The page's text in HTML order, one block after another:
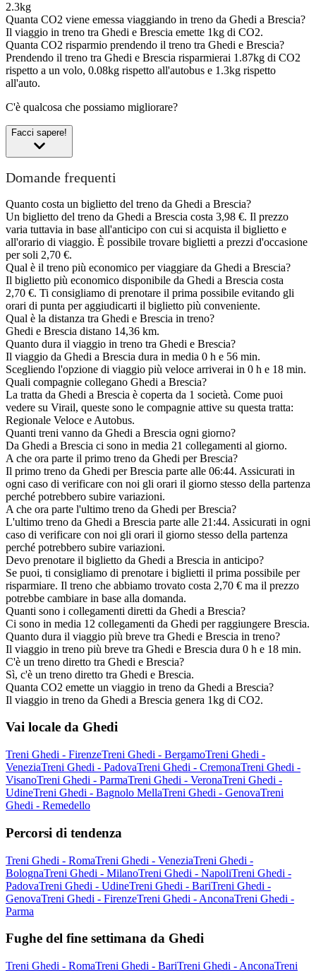
2.3kg
Quanta CO2 viene emessa viaggiando in treno da Ghedi a Brescia?
Il viaggio in treno tra Ghedi e Brescia emette 1kg di CO2.
Quanta CO2 risparmio prendendo il treno tra Ghedi e Brescia?
Prendendo il treno tra Ghedi e Brescia risparmierai 1.87kg di CO2
rispetto a un volo, 0.08kg rispetto all'autobus e 1.3kg rispetto
all'auto.
C'è qualcosa che possiamo migliorare?
Facci sapere!
Domande frequenti
Quanto costa un biglietto del treno da Ghedi a Brescia?
Un biglietto del treno da Ghedi a Brescia costa 3,98 €. Il prezzo
varia tuttavia in base all'anticipo con cui si acquista il biglietto e
all'orario di viaggio. È possibile trovare biglietti a prezzi d'occasione
per soli 2,70 €.
Qual è il treno più economico per viaggiare da Ghedi a Brescia?
Il biglietto più economico disponibile da Ghedi a Brescia costa
2,70 €. Ti consigliamo di prenotare il prima possibile evitando gli
orari di punta per aggiudicarti il biglietto più conveniente.
Qual è la distanza tra Ghedi e Brescia in treno?
Ghedi e Brescia distano 14,36 km.
Quanto dura il viaggio in treno tra Ghedi e Brescia?
Il viaggio da Ghedi a Brescia dura in media 0 h e 56 min.
Scegliendo l'opzione di viaggio più veloce arriverai in 0 h e 18 min.
Quali compagnie collegano Ghedi a Brescia?
La tratta da Ghedi a Brescia è coperta da 1 società. Come puoi
vedere su Virail, queste sono le compagnie attive su questa tratta:
Regionale Veloce e Autobus.
Quanti treni vanno da Ghedi a Brescia ogni giorno?
Da Ghedi a Brescia ci sono in media 21 collegamenti al giorno.
A che ora parte il primo treno da Ghedi per Brescia?
Il primo treno da Ghedi per Brescia parte alle 06:44. Assicurati in
ogni caso di verificare con noi gli orari il giorno stesso della partenza
perché potrebbero subire variazioni.
A che ora parte l'ultimo treno da Ghedi per Brescia?
L'ultimo treno da Ghedi a Brescia parte alle 21:44. Assicurati in ogni
caso di verificare con noi gli orari il giorno stesso della partenza
perché potrebbero subire variazioni.
Devo prenotare il biglietto da Ghedi a Brescia in anticipo?
Se puoi, ti consigliamo di prenotare i biglietti il prima possibile per
risparmiare. Il treno che abbiamo trovato costa 2,70 € ma il prezzo
potrebbe cambiare in base alla domanda.
Quanti sono i collegamenti diretti da Ghedi a Brescia?
Ci sono in media 12 collegamenti da Ghedi per raggiungere Brescia.
Quanto dura il viaggio più breve tra Ghedi e Brescia in treno?
Il viaggio in treno più breve tra Ghedi e Brescia dura 0 h e 18 min.
C'è un treno diretto tra Ghedi e Brescia?
Sì, c'è un treno diretto tra Ghedi e Brescia.
Quanta CO2 emette un viaggio in treno da Ghedi a Brescia?
Il viaggio in treno da Ghedi a Brescia genera 1kg di CO2.
Vai locale da Ghedi
Treni Ghedi - FirenzeTreni Ghedi - BergamoTreni Ghedi -
VeneziaTreni Ghedi - PadovaTreni Ghedi - CremonaTreni Ghedi -
VisanoTreni Ghedi - ParmaTreni Ghedi - VeronaTreni Ghedi -
UdineTreni Ghedi - Bagnolo MellaTreni Ghedi - GenovaTreni
Ghedi - Remedello
Percorsi di tendenza
Treni Ghedi - RomaTreni Ghedi - VeneziaTreni Ghedi -
BolognaTreni Ghedi - MilanoTreni Ghedi - NapoliTreni Ghedi -
PadovaTreni Ghedi - UdineTreni Ghedi - BariTreni Ghedi -
GenovaTreni Ghedi - FirenzeTreni Ghedi - AnconaTreni Ghedi -
Parma
Fughe del fine settimana da Ghedi
Treni Ghedi - RomaTreni Ghedi - BariTreni Ghedi - AnconaTreni